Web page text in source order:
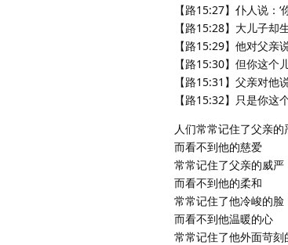
【路15:27】仆人说：
【路15:28】大儿子却
【路15:29】他对父亲
【路15:30】但你这个
【路15:31】父亲对他
【路15:32】只是你这
人们常常记住了父亲的
而看不到他的慈爱
常常记住了父亲的威严
而看不到他的柔和
常常记住了他冷峻的脸
而看不到他温暖的心
常常记住了他外面苛刻